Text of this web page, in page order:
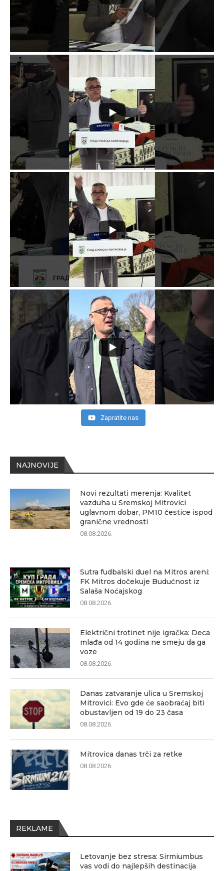
NAJNOVIJE
Novi rezultati merenja: Kvalitet
vazduha u Sremskoj Mitrovici
uglavnom dobar, PM10 čestice ispod
granične vrednosti
08.08.2026.
Sutra fudbalski duel na Mitros areni:
FK Mitros dočekuje Budućnost iz
Salaša Noćajskog
08.08.2026.
Električni trotinet nije igračka: Deca
mlađa od 14 godina ne smeju da ga
voze
08.08.2026.
Danas zatvaranje ulica u Sremskoj
Mitrovici: Evo gde će saobraćaj biti
obustavljen od 19 do 23 časa
08.08.2026.
Mitrovica danas trči za retke
08.08.2026.
REKLAME
Letovanje bez stresa: Sirmiumbus
vas vodi do najlepših destinacija
Zapratite nas